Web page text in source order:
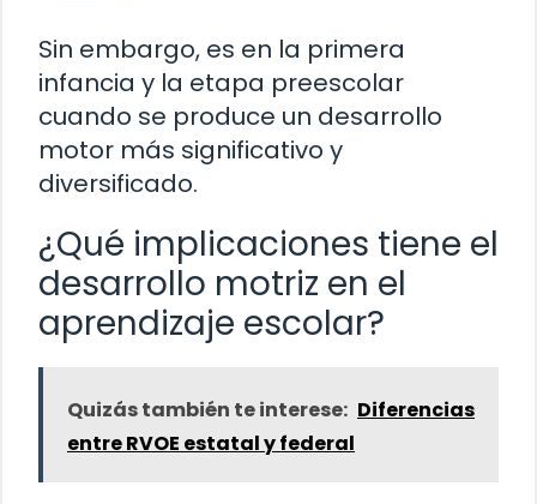
Sin embargo, es en la primera
infancia y la etapa preescolar
cuando se produce un desarrollo
motor más significativo y
diversificado.
¿Qué implicaciones tiene el
desarrollo motriz en el
aprendizaje escolar?
Quizás también te interese: Diferencias
entre RVOE estatal y federal